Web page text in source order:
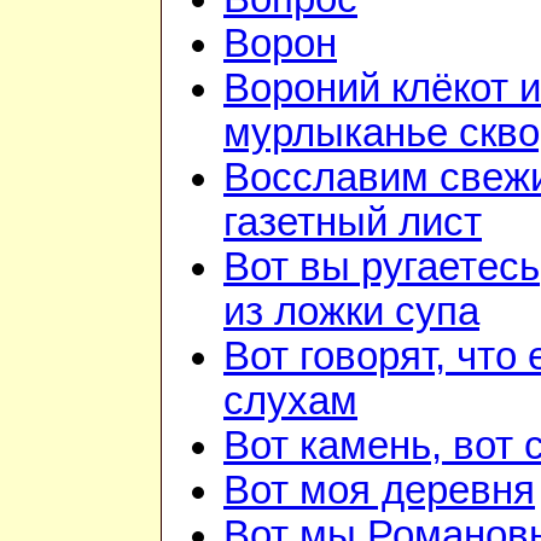
Ворон
Вороний клёкот и
мурлыканье
Восславим
газетный лист
Вот вы
из ложки супа
Вот говорят, что
слухам
Вот камень, вот
Вот моя деревня